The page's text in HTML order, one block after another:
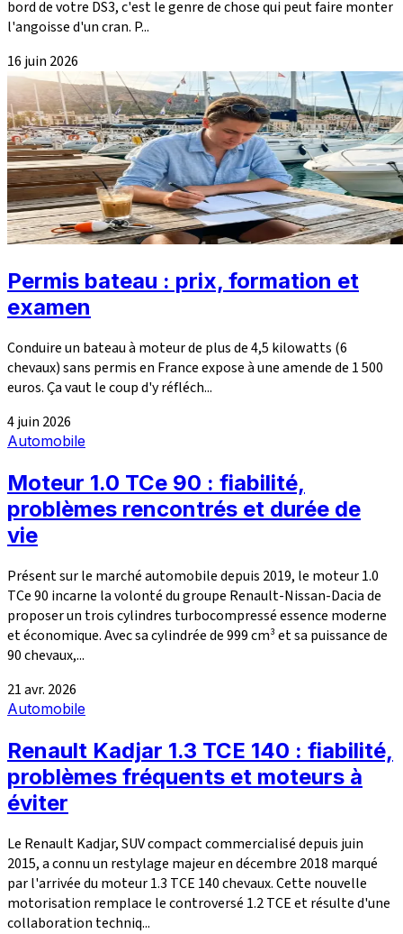
bord de votre DS3, c'est le genre de chose qui peut faire monter
l'angoisse d'un cran. P...
16 juin 2026
Permis bateau : prix, formation et
examen
Conduire un bateau à moteur de plus de 4,5 kilowatts (6
chevaux) sans permis en France expose à une amende de 1 500
euros. Ça vaut le coup d'y réfléch...
4 juin 2026
Automobile
Moteur 1.0 TCe 90 : fiabilité,
problèmes rencontrés et durée de
vie
Présent sur le marché automobile depuis 2019, le moteur 1.0
TCe 90 incarne la volonté du groupe Renault-Nissan-Dacia de
proposer un trois cylindres turbocompressé essence moderne
et économique. Avec sa cylindrée de 999 cm³ et sa puissance de
90 chevaux,...
21 avr. 2026
Automobile
Renault Kadjar 1.3 TCE 140 : fiabilité,
problèmes fréquents et moteurs à
éviter
Le Renault Kadjar, SUV compact commercialisé depuis juin
2015, a connu un restylage majeur en décembre 2018 marqué
par l'arrivée du moteur 1.3 TCE 140 chevaux. Cette nouvelle
motorisation remplace le controversé 1.2 TCE et résulte d'une
collaboration techniq...